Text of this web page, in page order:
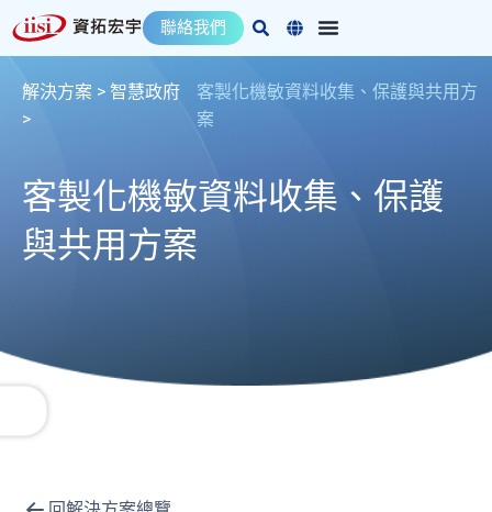
至
聯絡我們
解決方案 > 智慧政府
>
客製化機敏資料收集、保護與共用方
案
客製化機敏資料收集、保護
與共用方案